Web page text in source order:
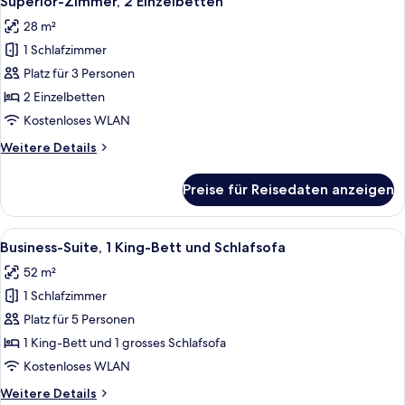
Bett
Fotos
für
Superior-
Zimmer,
2 Einzelbetten
anzeigen
28 m²
1 Schlafzimmer
Platz für 3 Personen
2 Einzelbetten
Kostenloses WLAN
Weitere Details
Weitere
Zimmer,
2 Einzelbetten
Preise für Reisedaten anzeigen
Alle
Fotos
für
Business-
Suite,
1 King-
Bett
Ein Hotelzimmer mit Bett, Sofa,
4
Business-Suite, 1 King-Bett und Schlafsofa
52 m²
1 Schlafzimmer
Platz für 5 Personen
1 King-Bett und 1 grosses Schlafsofa
Kostenloses WLAN
Weitere Details
Weitere